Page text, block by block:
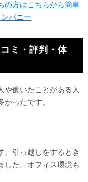
の方はこちらから簡単
パニー
ミ・評判・体
や働いたことがある人
ったです。
。引っ越しをするとき
した。オフィス環境も